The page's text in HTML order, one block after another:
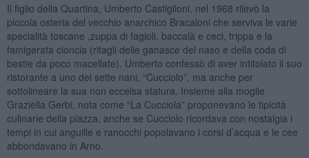
Il figlio della Quartina, Umberto Castiglioni, nel 1968 rilevò la
piccola osteria del vecchio anarchico Bracaloni che serviva le varie
specialità toscane ,zuppa di fagioli, baccalà e ceci, trippa e la
famigerata cioncia (ritagli delle ganasce del naso e della coda di
bestie da poco macellate). Umberto confessò di aver intitolato il suo
ristorante a uno dei sette nani, “Cucciolo”, ma anche per
sottolineare la sua non eccelsa statura. Insieme alla moglie
Graziella Gerbi, nota come “La Cucciola” proponevano le tipicità
culinarie della piazza, anche se Cucciolo ricordava con nostalgia i
tempi in cui anguille e ranocchi popolavano i corsi d’acqua e le cee
abbondavano in Arno.